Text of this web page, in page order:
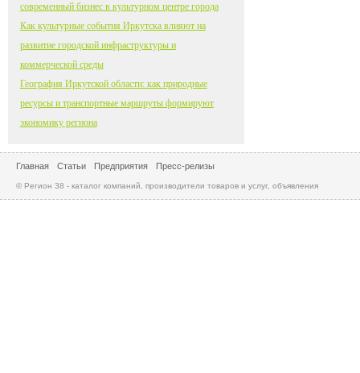
современный бизнес в культурном центре города
Как культурные события Иркутска влияют на
развитие городской инфраструктуры и
коммерческой среды
География Иркутской области: как природные
ресурсы и транспортные маршруты формируют
экономику региона
Главная Статьи Предприятия Пресс-релизы
© Регион 38 - каталог компаний, производители товаров и услуг, объявления